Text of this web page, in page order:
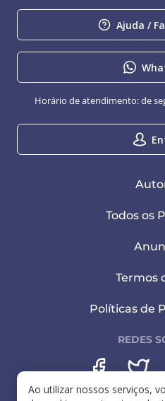
Ajuda /
Horário de atendimento: de
Todos os
Termos
Políticas de
REDES